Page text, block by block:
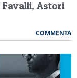
Astori
COMMENTA